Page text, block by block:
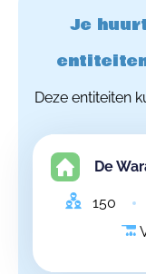
Je
Deze entiteiten
De
150